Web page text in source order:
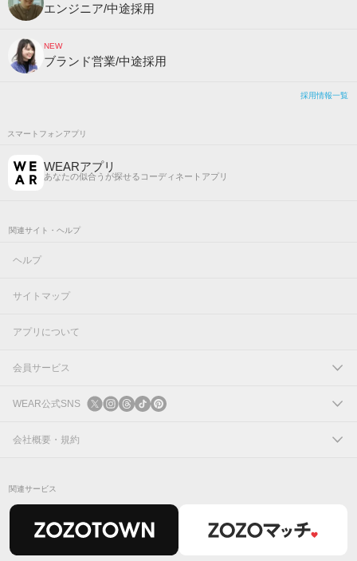
エンジニア/中途採用
NEW
ブランド営業/中途採用
採用情報一覧
スマートフォンアプリ
WEARアプリ
あなたの似合うが探せるコーディネートアプリ
関連サイト・ヘルプ
ヘルプ
サイトマップ
アプリについて
会員サービス
ログイン
新規会員登録
WEAR公式SNS
X
会社概要・規約
関連サービス